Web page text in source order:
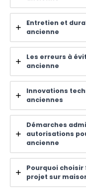
Entretien et
ancienne
Les erreurs à
ancienne
Innovations
anciennes
Démarches
autorisations
ancienne
Pourquoi choisir
projet sur